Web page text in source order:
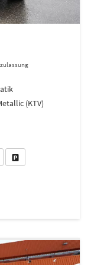
(KTV)
Sie an
PDF-Datei, Fahrzeugexposé